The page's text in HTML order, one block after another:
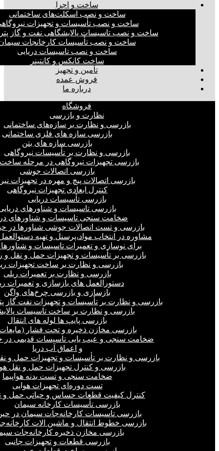
ساخت و اجرا
ساخت و نصب اسکلت‌های ساختمانی
ساخت و نصب تأسیسات و تجهیزات
ساخت و نصب تاسیسات پالایشگاهی نفت و گاز
ساخت و نصب تأسیسات کارخانجات
ساخت و نصب تاسیسات دریایی
ساخت کانکس و کانتینر
تأمین و تجهیز
فروش عمده
درباره ما
فروشگاه
نظارت و بازرسی
بازرسی و نظارت بر سازه‌های ساختمانی
بازرسی سازه های فلزی ساختمانی
بازرسی سازه های بتن
بازرسی و نظارت بر تأسیسات نیروگاهی
بازرسی تجهیزات نیروگاهی در مرحله
بازرسی اتصالات جوشی
بازرسی اتصالات پیچ و مهره در تجهیزات
کنترل ابعادی تجهیزات نیروگاهی
بازرسی تأسیسات دریایی
بازرسی تاسیسات و شناورهای
ضخامت سنجی تاسیسات و شناورهای
بازرسی و تست اتصالات جوشی شناورها در
مشاوره در انتخاب مواد،پرسنل و تهیه
برای نوسازی و تعمیرات تاسیسات و
بازرسی بر تأسیسات و تجهیزات حمل و نقل و
بازرسی و نظارت بر ساخت تجهیزات
بازرسی و نظارت بر تعمیرات ریلی
دستورالعمل های بازسازی و تعمیرات
بازسازی و بازرسی چرخ‌های واگن
بازرسی و نظارت بر تأسیسات و تجهیزات نفت گاز
بازرسی و نظارت بر ساخت تاسیسات
بازرسی پایپ ها لوله های انتقال
بازرسی مخازن ذخیره و تحت فشار
ضخامت سنجی و عیب یابی تاسیسات قدیمی در
و اعماق آب دریا
بازرسی و نظارت بر تأسیسات و تجهیزات حمل و
بازرسی و کنترل تجهیزات حمل و نقل
ضخامت سنجی و تست بدنه هواپیما
تست دوره‌ای تجهیزات هوایی
کنترل کیفیت قطعات حساس و حیاتی حمل و
بازرسی تأسیسات کارخانه سیمان
بازرسی تاسیسات کارخانه‌جات سیمان در
بازرسی خطوط انتقال و ماشین الات
بازرسی مخازن ذخیره کارخانه‌جات
بازرسی قطعات و تجهیزات جانبی